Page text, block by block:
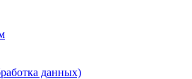
данных)